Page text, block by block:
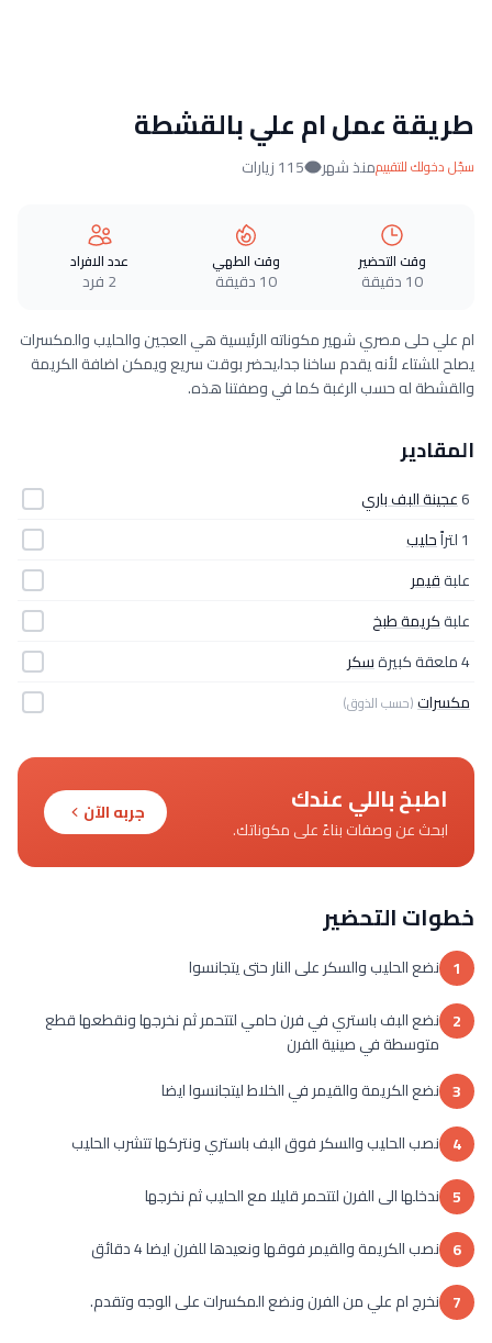
طريقة عمل ام علي بالقشطة
سجّل دخولك للتقييممنذ شهر 115 زيارات
وقت التحضير
10 دقيقة
وقت الطهي
10 دقيقة
عدد الافراد
2 فرد
ام علي حلى مصري شهير مكوناته الرئيسية هي العجين والحليب والمكسرات
يصلح للشتاء لأنه يقدم ساخنا جدا،يحضر بوقت سريع ويمكن اضافة الكريمة
والقشطة له حسب الرغبة كما في وصفتنا هذه.
المقادير
6عجينة البف باري
1 لتراً
حليب
علبةقيمر
علبةكريمة طبخ
4 ملعقة كبيرة
سكر
مكسرات(حسب الذوق)
اطبخ باللي عندك
ابحث عن وصفات بناءً على مكوناتك.
جربه الآن
خطوات التحضير
1 نضع الحليب والسكر على النار حتى يتجانسوا
2 نضع البف باستري في فرن حامي لتتحمر ثم نخرجها ونقطعها قطع
متوسطة في صينية الفرن
3 نضع الكريمة والقيمر في الخلاط ليتجانسوا ايضا
4 نصب الحليب والسكر فوق البف باستري ونتركها تتشرب الحليب
5 ندخلها الى الفرن لتتحمر قليلا مع الحليب ثم نخرجها
6 نصب الكريمة والقيمر فوقها ونعيدها للفرن ايضا 4 دقائق
7 نخرج ام علي من الفرن ونضع المكسرات على الوجه وتقدم.